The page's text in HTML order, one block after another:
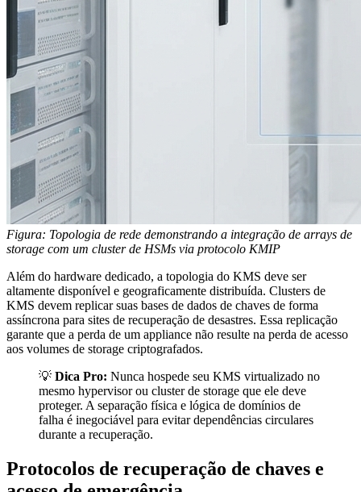
Figura: Topologia de rede demonstrando a integração de arrays de
storage com um cluster de HSMs via protocolo KMIP
Além do hardware dedicado, a topologia do KMS deve ser
altamente disponível e geograficamente distribuída. Clusters de
KMS devem replicar suas bases de dados de chaves de forma
assíncrona para sites de recuperação de desastres. Essa replicação
garante que a perda de um appliance não resulte na perda de acesso
aos volumes de storage criptografados.
💡 Dica Pro: Nunca hospede seu KMS virtualizado no
mesmo hypervisor ou cluster de storage que ele deve
proteger. A separação física e lógica de domínios de
falha é inegociável para evitar dependências circulares
durante a recuperação.
Protocolos de recuperação de chaves e